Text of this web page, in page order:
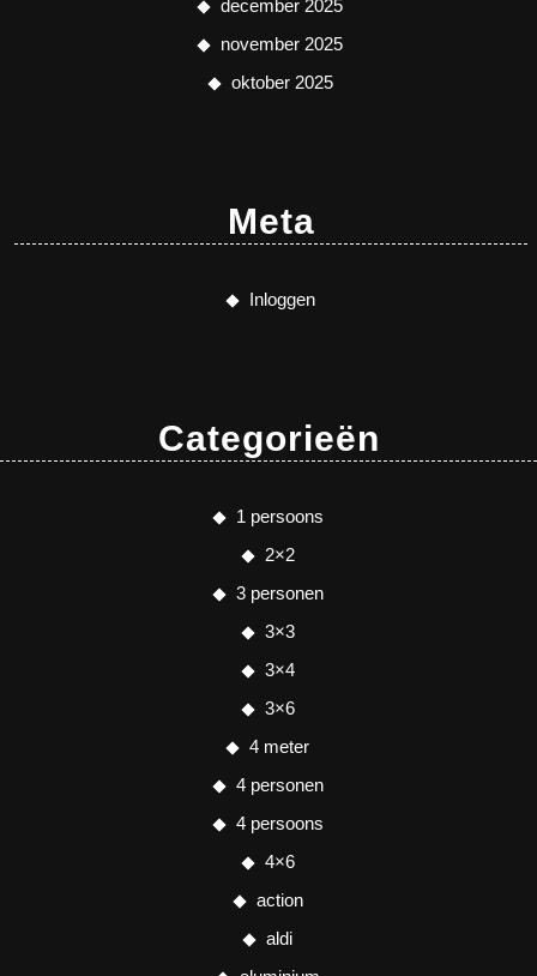
december 2025
november 2025
oktober 2025
Meta
Inloggen
Categorieën
1 persoons
2×2
3 personen
3×3
3×4
3×6
4 meter
4 personen
4 persoons
4×6
action
aldi